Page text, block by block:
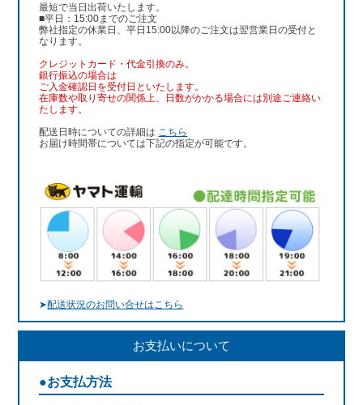
最短で当日出荷いたします。
■平日：15:00までのご注文
弊社指定の休業日、平日15:00以降のご注文は翌営業日の受付と
なります。
クレジットカード・代金引換のみ。
銀行振込の場合は
ご入金確認日を受付日といたします。
在庫数や取り寄せの関係上、日数がかかる場合には別途ご連絡い
たします。
配送日時についての詳細は こちら
お届け時間帯については下記の指定が可能です。
➤配送状況のお問い合せはこちら
お支払いについて
●お支払方法